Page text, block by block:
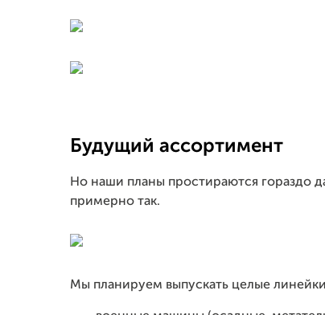
Будущий ассортимент
Но наши планы простираются гораздо
примерно так.
Мы планируем выпускать целые